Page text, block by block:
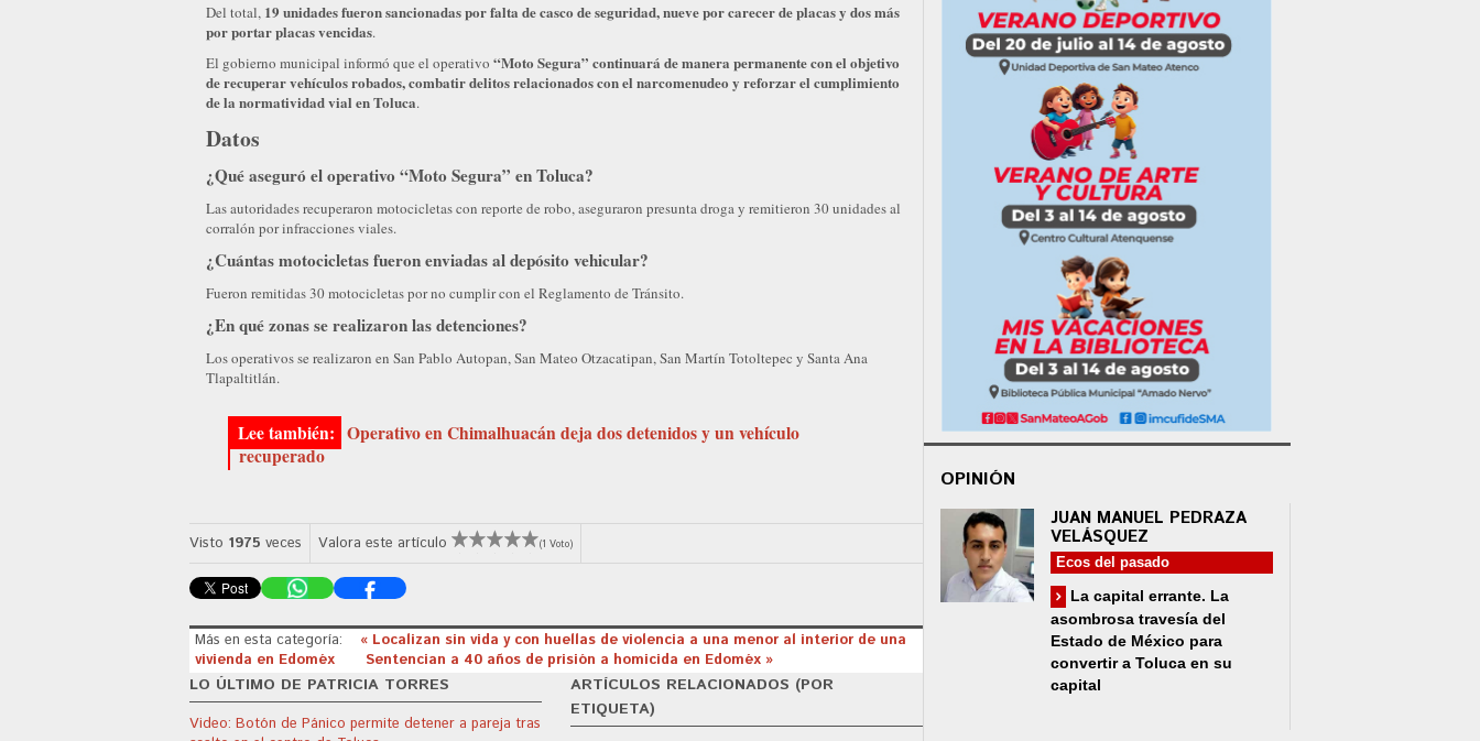
Del total, 19 unidades fueron sancionadas por falta de casco de seguridad, nueve por carecer de placas y dos más
por portar placas vencidas.
El gobierno municipal informó que el operativo “Moto Segura” continuará de manera permanente con el objetivo
de recuperar vehículos robados, combatir delitos relacionados con el narcomenudeo y reforzar el cumplimiento
de la normatividad vial en Toluca.
Datos
¿Qué aseguró el operativo “Moto Segura” en Toluca?
Las autoridades recuperaron motocicletas con reporte de robo, aseguraron presunta droga y remitieron 30 unidades al
corralón por infracciones viales.
¿Cuántas motocicletas fueron enviadas al depósito vehicular?
Fueron remitidas 30 motocicletas por no cumplir con el Reglamento de Tránsito.
¿En qué zonas se realizaron las detenciones?
Los operativos se realizaron en San Pablo Autopan, San Mateo Otzacatipan, San Martín Totoltepec y Santa Ana
Tlapaltitlán.
Operativo en Chimalhuacán deja dos detenidos y un vehículo
recuperado
Visto 1975 veces Valora este artículo (1 Voto)
Más en esta categoría:
« Localizan sin vida y con huellas de violencia a una menor al interior de una
vivienda en Edoméx
Sentencian a 40 años de prisión a homicida en Edoméx »
LO ÚLTIMO DE PATRICIA TORRES
Video: Botón de Pánico permite detener a pareja tras
ARTÍCULOS RELACIONADOS (POR
ETIQUETA)
OPINIÓN
JUAN MANUEL PEDRAZA
VELÁSQUEZ
Ecos del pasado
La capital errante. La
asombrosa travesía del
Estado de México para
convertir a Toluca en su
capital